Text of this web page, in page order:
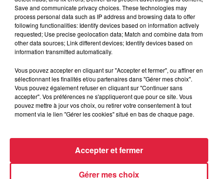
À découvrir également
Save and communicate privacy choices. These technologies may
process personal data such as IP address and browsing data to offer
following functionalities: Identify devices based on information actively
requested; Use precise geolocation data; Match and combine data from
other data sources; Link different devices; Identify devices based on
information transmitted automatically.
Vous pouvez accepter en cliquant sur "Accepter et fermer", ou affiner en
sélectionnant les finalités et/ou partenaires dans "Gérer mes choix".
Vous pouvez également refuser en cliquant sur "Continuer sans
accepter". Vos préférences ne s'appliqueront que pour ce site. Vous
pouvez mettre à jour vos choix, ou retirer votre consentement à tout
moment via le lien "Gérer les cookies" situé en bas de chaque page.
Gérer mes choix
Accepter et fermer